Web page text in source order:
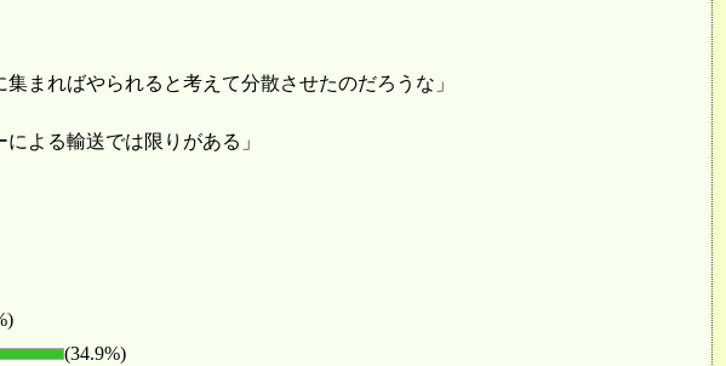
まればやられると考えて分散させたのだろうな」
よる輸送では限りがある」
(34.9%)